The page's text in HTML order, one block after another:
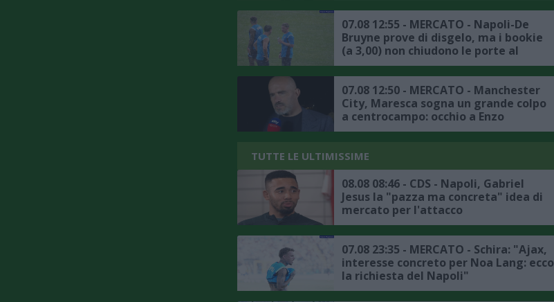
07.08 12:55 - MERCATO - Napoli-De
Bruyne prove di disgelo, ma i bookie
(a 3,00) non chiudono le porte al
trasferimento
07.08 12:50 - MERCATO - Manchester
City, Maresca sogna un grande colpo
a centrocampo: occhio a Enzo
Fernandez
TUTTE LE ULTIMISSIME
08.08 08:46 - CDS - Napoli, Gabriel
Jesus la "pazza ma concreta" idea di
mercato per l'attacco
07.08 23:35 - MERCATO - Schira: "Ajax,
interesse concreto per Noa Lang: ecco
la richiesta del Napoli"